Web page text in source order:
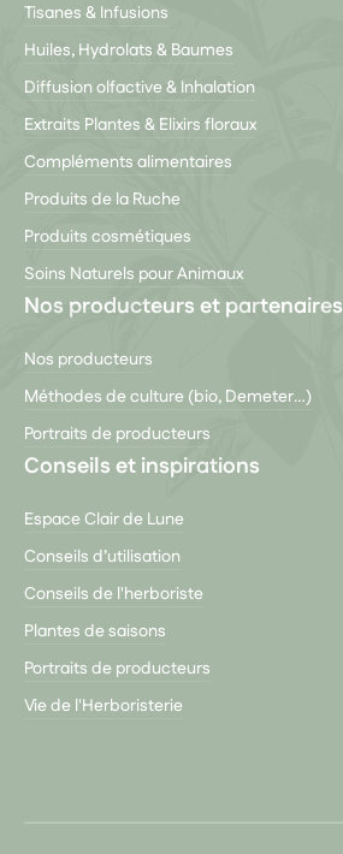
Tisanes & Infusions
Huiles, Hydrolats & Baumes
Diffusion olfactive & Inhalation
Extraits Plantes & Elixirs floraux
Compléments alimentaires
Produits de la Ruche
Produits cosmétiques
Soins Naturels pour Animaux
Nos producteurs et partenaires
Nos producteurs
Méthodes de culture (bio, Demeter…)
Portraits de producteurs
Conseils et inspirations
Espace Clair de Lune
Conseils d’utilisation
Conseils de l'herboriste
Plantes de saisons
Portraits de producteurs
Vie de l'Herboristerie